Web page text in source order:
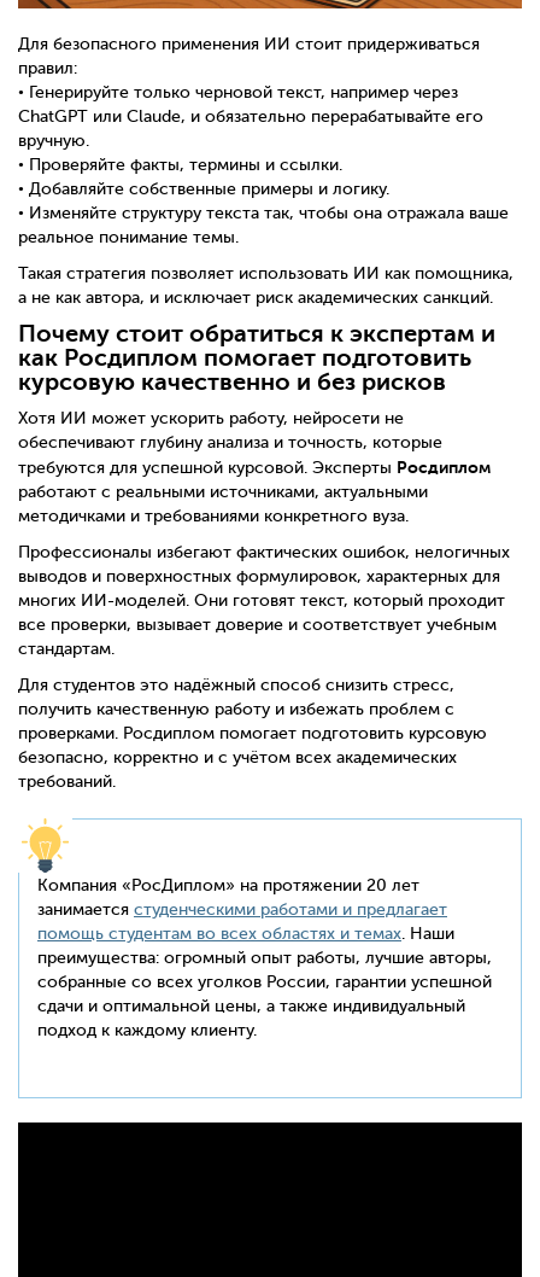
Для безопасного применения ИИ стоит придерживаться
правил:
• Генерируйте только черновой текст, например через
ChatGPT или Claude, и обязательно перерабатывайте его
вручную.
• Проверяйте факты, термины и ссылки.
• Добавляйте собственные примеры и логику.
• Изменяйте структуру текста так, чтобы она отражала ваше
реальное понимание темы.
Такая стратегия позволяет использовать ИИ как помощника,
а не как автора, и исключает риск академических санкций.
Почему стоит обратиться к экспертам и
как Росдиплом помогает подготовить
курсовую качественно и без рисков
Хотя ИИ может ускорить работу, нейросети не
обеспечивают глубину анализа и точность, которые
требуются для успешной курсовой. Эксперты Росдиплом
работают с реальными источниками, актуальными
методичками и требованиями конкретного вуза.
Профессионалы избегают фактических ошибок, нелогичных
выводов и поверхностных формулировок, характерных для
многих ИИ-моделей. Они готовят текст, который проходит
все проверки, вызывает доверие и соответствует учебным
стандартам.
Для студентов это надёжный способ снизить стресс,
получить качественную работу и избежать проблем с
проверками. Росдиплом помогает подготовить курсовую
безопасно, корректно и с учётом всех академических
требований.
Компания «РосДиплом» на протяжении 20 лет
занимается студенческими работами и предлагает
помощь студентам во всех областях и темах. Наши
преимущества: огромный опыт работы, лучшие авторы,
собранные со всех уголков России, гарантии успешной
сдачи и оптимальной цены, а также индивидуальный
подход к каждому клиенту.